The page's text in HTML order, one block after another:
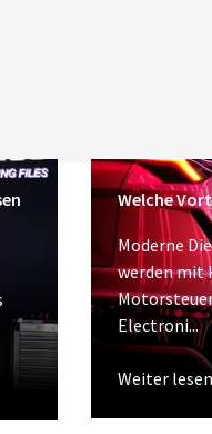
Welche
Moderne
werden mit
Electroni...
Weiter lesen